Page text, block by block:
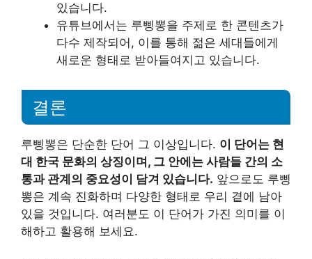
있습니다.
유튜브에서는 루삥뽕을 주제로 한 콘텐츠가
다수 제작되어, 이를 통해 젊은 세대들에게
새로운 형태로 받아들여지고 있습니다.
결론
루삥뽕은 단순한 단어 그 이상입니다. 이 단어는 현
대 한국 문화의 상징이며, 그 안에는 사람들 간의 소
통과 관계의 중요성이 담겨 있습니다. 앞으로도 루삥
뽕은 계속 진화하며 다양한 형태로 우리 곁에 남아
있을 것입니다. 여러분도 이 단어가 가진 의미를 이
해하고 활용해 보세요.